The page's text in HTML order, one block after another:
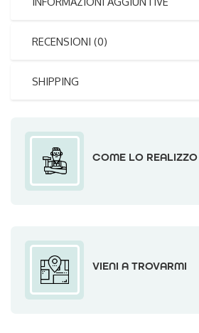
RECENSIONI (0)
SHIPPING
COME LO REALIZZO
VIENI A TROVARMI